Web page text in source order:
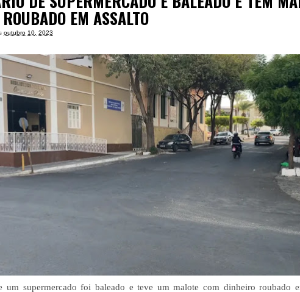
EM ASSALTO
outubro 10, 2023
um supermercado foi baleado e teve um malote com dinheiro roubado